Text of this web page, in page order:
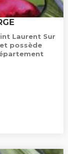
Laurent Sur
possède